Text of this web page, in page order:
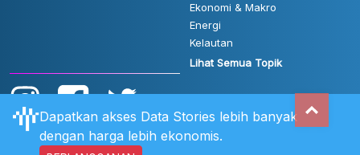
Ekonomi & Makro
Energi
Kelautan
Lihat Semua Topik
Dapatkan akses Data Stories lebih banyak
dengan harga lebih ekonomis.